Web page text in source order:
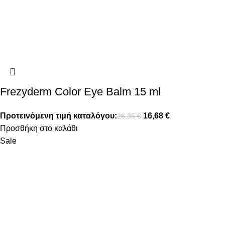
Frezyderm Color Eye Balm 15 ml
Προτεινόμενη τιμή καταλόγου:26,35€ 16,68 €
Προσθήκη στο καλάθι
Sale